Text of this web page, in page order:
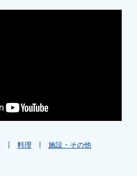
料理 施設・その他